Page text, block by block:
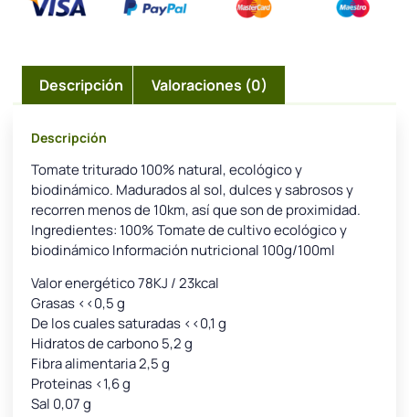
Descripción Valoraciones (0)
Descripción
Tomate triturado 100% natural, ecológico y
biodinámico. Madurados al sol, dulces y sabrosos y
recorren menos de 10km, así que son de proximidad.
Ingredientes: 100% Tomate de cultivo ecológico y
biodinámico Información nutricional 100g/100ml
Valor energético 78KJ / 23kcal
Grasas <<0,5 g
De los cuales saturadas <<0,1 g
Hidratos de carbono 5,2 g
Fibra alimentaria 2,5 g
Proteinas <1,6 g
Sal 0,07 g